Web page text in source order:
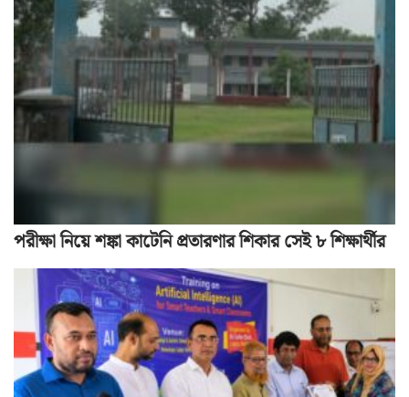
পরীক্ষা নিয়ে শঙ্কা কাটেনি প্রতারণার শিকার সেই ৮ শিক্ষার্থীর